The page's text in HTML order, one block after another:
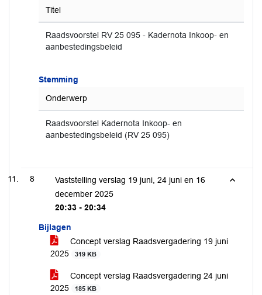
Titel
Raadsvoorstel RV 25 095 - Kadernota Inkoop- en
aanbestedingsbeleid
Stemming
Onderwerp
Raadsvoorstel Kadernota Inkoop- en
aanbestedingsbeleid (RV 25 095)
8
Vaststelling verslag 19 juni, 24 juni en 16
december 2025
20:33 - 20:34
Bijlagen
Concept verslag Raadsvergadering 19 juni
2025
319 KB
Concept verslag Raadsvergadering 24 juni
2025
185 KB